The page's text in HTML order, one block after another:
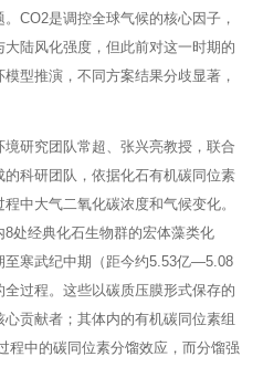
CO2是调控全球气候的核心因子，
陆风化强度，但此前对这一时期的
型推演，不同方案结果分歧显著，
研究团队常超、张兴亮教授，联合
科研团队，依据化石有机碳同位素
中大气二氧化碳浓度和气候变化。
处经典化石生物群的宏体藻类化
至寒武纪中期（距今约5.53亿—5.08
过程。这些以碳质压膜形式保存的
贡献者；其体内的有机碳同位素组
程中的碳同位素分馏效应，而分馏强